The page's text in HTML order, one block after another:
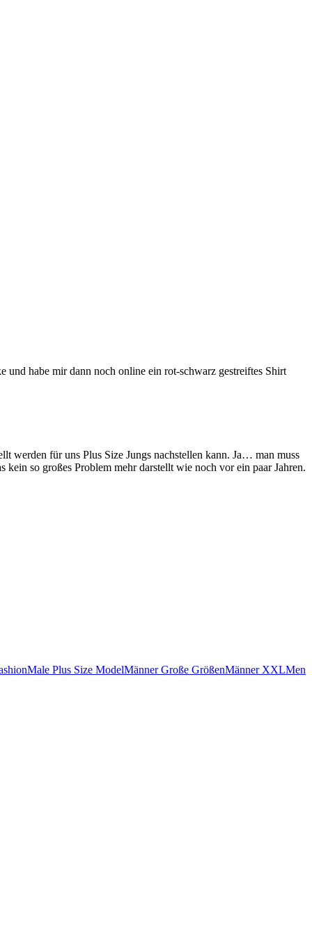
und habe mir dann noch online ein rot-schwarz gestreiftes Shirt
werden für uns Plus Size Jungs nachstellen kann. Ja… man muss
so großes Problem mehr darstellt wie noch vor ein paar Jahren.
Male Plus Size ModelMänner Große GrößenMänner XXLMen